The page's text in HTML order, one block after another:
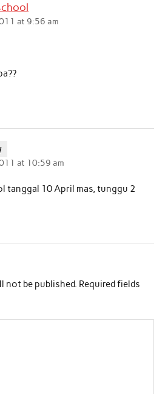
at 9:56 am
at 10:59 am
tanggal 10 April mas, tunggu 2
not be published. Required fields